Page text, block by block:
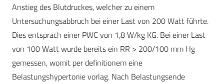
Anstieg des Blutdruckes, welcher zu einem
Untersuchungsabbruch bei einer Last von 200 Watt führte.
Dies entsprach einer PWC von 1,8 W/kg KG. Bei einer Last
von 100 Watt wurde bereits ein RR > 200/100 mm Hg
gemessen, womit per definitionem eine
Belastungshypertonie vorlag. Nach Belastungsende